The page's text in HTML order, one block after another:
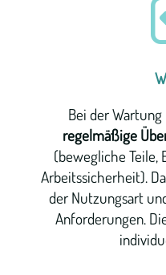
Bei der
regelmäßige
(bewegliche Teile,
Arbeitssicherheit).
der Nutzungsart
Anforderungen.